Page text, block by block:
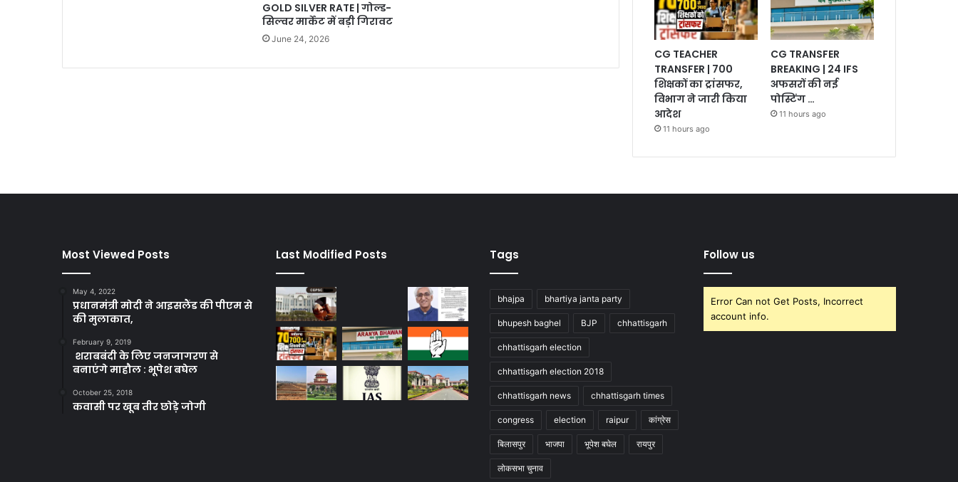
GOLD SILVER RATE | गोल्ड-
सिल्वर मार्केट में बड़ी गिरावट
June 24, 2026
CG TEACHER
TRANSFER | 700
शिक्षकों का ट्रांसफर,
विभाग ने जारी किया
आदेश
11 hours ago
CG TRANSFER
BREAKING | 24 IFS
अफसरों की नई
पोस्टिंग …
11 hours ago
Most Viewed Posts
May 4, 2022
प्रधानमंत्री मोदी ने आइसलैंड की पीएम से
की मुलाकात,
February 9, 2019
शराबबंदी के लिए जनजागरण से
बनाएंगे माहौल : भूपेश बघेल
October 25, 2018
कवासी पर खूब तीर छोड़े जोगी
Last Modified Posts Tags
bhajpa bhartiya janta party
bhupesh baghel BJP chhattisgarh
chhattisgarh election
chhattisgarh election 2018
chhattisgarh news chhattisgarh times
congress election raipur कांग्रेस
बिलासपुर भाजपा भूपेश बघेल रायपुर
लोकसभा चुनाव
Follow us
Error Can not Get Posts, Incorrect
account info.